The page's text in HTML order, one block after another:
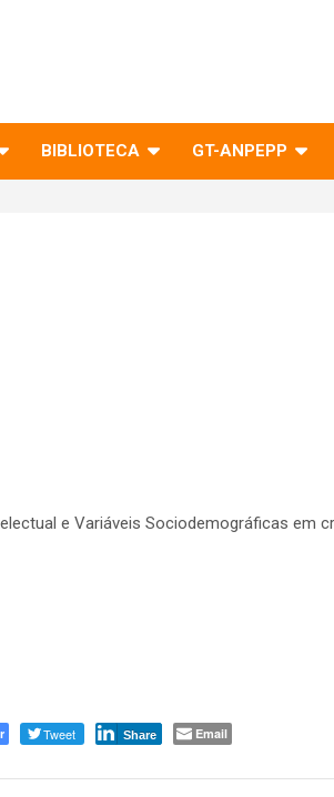
BIBLIOTECA GT-ANPEPP
e Variáveis Sociodemográficas em
Tweet Share Email